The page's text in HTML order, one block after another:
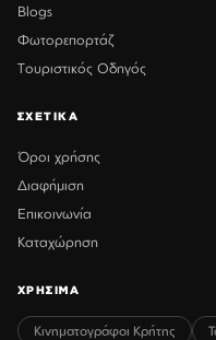
Blogs
Φωτορεπορτάζ
Τουριστικός Οδηγός
ΣΧΕΤΙΚΑ
Όροι χρήσης
Διαφήμιση
Επικοινωνία
Καταχώρηση
ΧΡΗΣΙΜΑ
Κινηματογράφοι Κρήτης